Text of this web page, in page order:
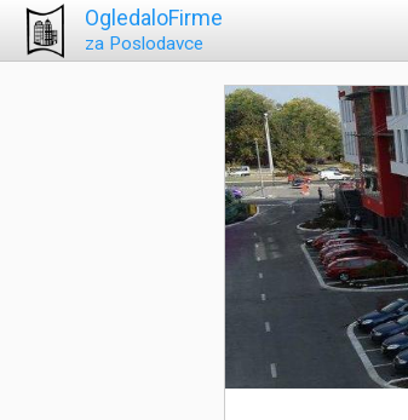
OgledaloFirme
za Poslodavce